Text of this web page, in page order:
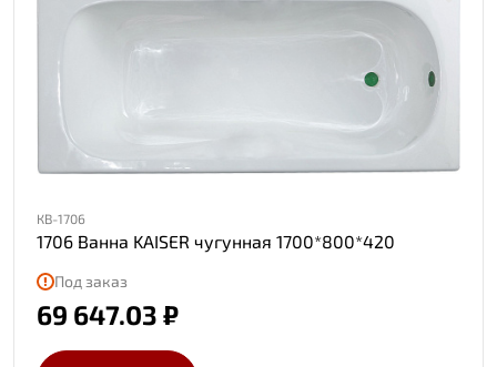
КВ-1706
1706 Ванна KAISER чугунная 1700*800*420
Под заказ
69 647.03 ₽